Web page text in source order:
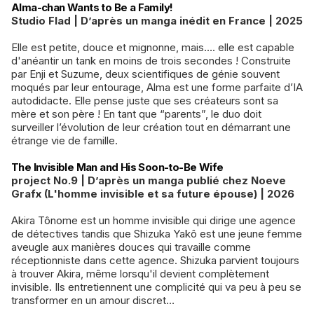
Alma-chan Wants to Be a Family!
Studio Flad | D’après un manga inédit en France | 2025
Elle est petite, douce et mignonne, mais…. elle est capable
d'anéantir un tank en moins de trois secondes ! Construite
par Enji et Suzume, deux scientifiques de génie souvent
moqués par leur entourage, Alma est une forme parfaite d’IA
autodidacte. Elle pense juste que ses créateurs sont sa
mère et son père ! En tant que “parents”, le duo doit
surveiller l’évolution de leur création tout en démarrant une
étrange vie de famille.
The Invisible Man and His Soon-to-Be Wife
project No.9 | D’après un manga publié chez Noeve
Grafx (L'homme invisible et sa future épouse) | 2026
Akira Tônome est un homme invisible qui dirige une agence
de détectives tandis que Shizuka Yakô est une jeune femme
aveugle aux manières douces qui travaille comme
réceptionniste dans cette agence. Shizuka parvient toujours
à trouver Akira, même lorsqu'il devient complètement
invisible. Ils entretiennent une complicité qui va peu à peu se
transformer en un amour discret…